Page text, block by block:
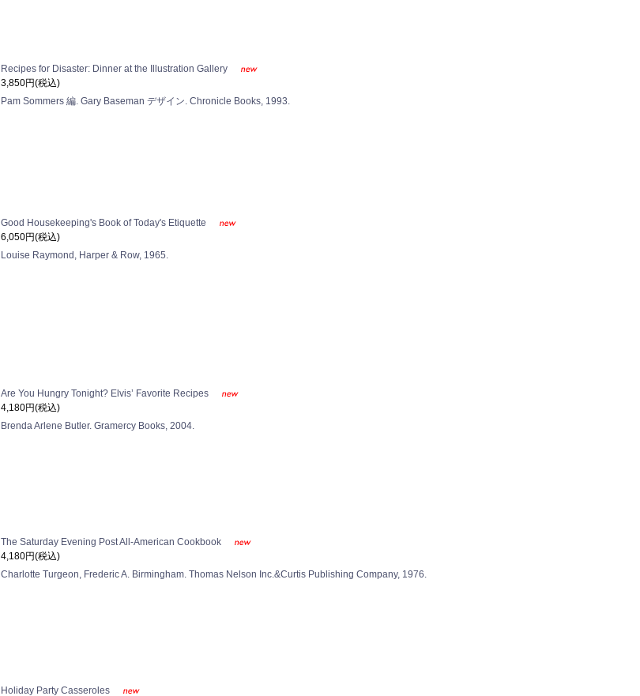
Recipes for Disaster: Dinner at the Illustration Gallery
3,850円(税込)
Pam Sommers 編. Gary Baseman デザイン. Chronicle Books, 1993.
Good Housekeeping's Book of Today's Etiquette
6,050円(税込)
Louise Raymond, Harper & Row, 1965.
Are You Hungry Tonight? Elvis’ Favorite Recipes
4,180円(税込)
Brenda Arlene Butler. Gramercy Books, 2004.
The Saturday Evening Post All-American Cookbook
4,180円(税込)
Charlotte Turgeon, Frederic A. Birmingham. Thomas Nelson Inc.&Curtis Publishing Company, 1976.
Holiday Party Casseroles